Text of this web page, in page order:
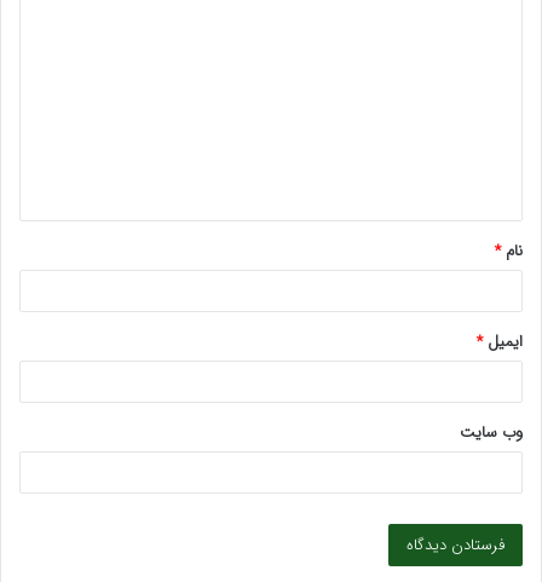
*
نام*
ایمیل*
وب‌ سایت